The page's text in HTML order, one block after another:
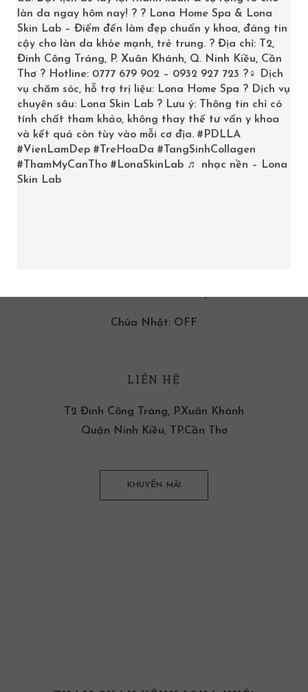
Chúa Nhật: OFF
LIÊN HỆ
T2 Đinh Công Tráng, P.Xuân Khánh
Quận Ninh Kiều, TP.Cần Thơ
KHUYẾN MÃI
làn da ngay hôm nay! ? ? Lona Home Spa & Lona
Skin Lab – Điểm đến làm đẹp chuẩn y khoa, đáng tin
cậy cho làn da khỏe mạnh, trẻ trung. ? Địa chỉ: T2,
Đinh Công Tráng, P. Xuân Khánh, Q. Ninh Kiều, Cần
Thơ ? Hotline: 0777 679 902 – 0932 927 723 ?‍♀️ Dịch
vụ chăm sóc, hỗ trợ trị liệu: Lona Home Spa ? Dịch vụ
chuyên sâu: Lona Skin Lab ? Lưu ý: Thông tin chỉ có
tính chất tham khảo, không thay thế tư vấn y khoa
và kết quả còn tùy vào mỗi cơ địa. #PDLLA
#VienLamDep #TreHoaDa #TangSinhCollagen
#ThamMyCanTho #LonaSkinLab ♬ nhạc nền – Lona
Skin Lab